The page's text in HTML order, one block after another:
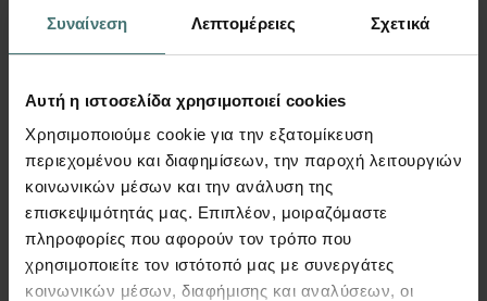
Συναίνεση Λεπτομέρειες Σχετικά
Αυτή η ιστοσελίδα χρησιμοποιεί cookies
Χρησιμοποιούμε cookie για την εξατομίκευση
περιεχομένου και διαφημίσεων, την παροχή λειτουργιών
κοινωνικών μέσων και την ανάλυση της
επισκεψιμότητάς μας. Επιπλέον, μοιραζόμαστε
πληροφορίες που αφορούν τον τρόπο που
χρησιμοποιείτε τον ιστότοπό μας με συνεργάτες
κοινωνικών μέσων, διαφήμισης και αναλύσεων, οι
500€ Περισσότερα
ΔΠΕ